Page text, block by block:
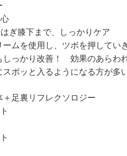
膝下まで、しっかりケア
ムを使用し、ツボを押してい
しっかり改善！ 効果のあらわ
ポッと入るようになる方が多
足裏リフレクソロジー